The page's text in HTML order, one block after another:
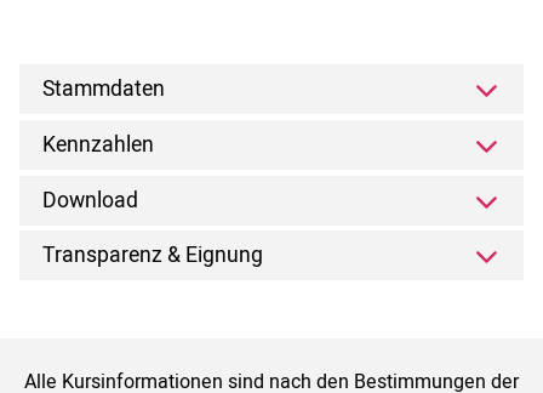
Stammdaten
Kennzahlen
Download
Transparenz & Eignung
Alle Kursinformationen sind nach den Bestimmungen der